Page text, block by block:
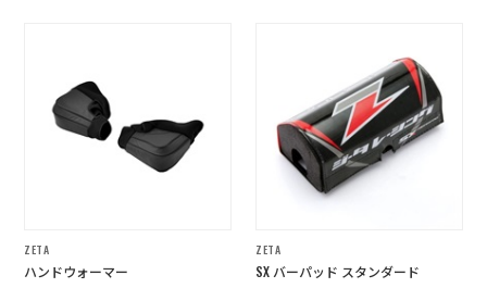
ZETA
ハンドウォーマー
ZETA
SX バーパッド スタンダード